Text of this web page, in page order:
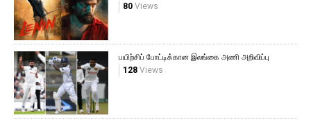
80Views
பயிற்சிப் போட்டிக்கான இலங்கை அணி அறிவிப்பு
128Views